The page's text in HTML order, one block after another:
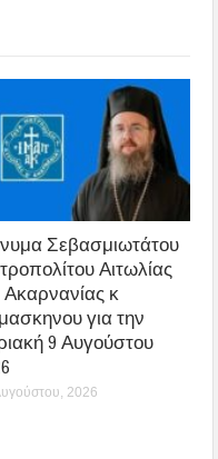
Σεβασμιωτάτου
Αιτωλίας
Ακαρνανίας κ
για την
9 Αυγούστου
2026